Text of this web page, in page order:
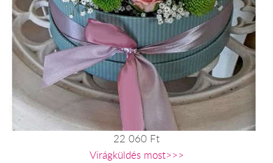
22 060 Ft
Virágküldés most>>>